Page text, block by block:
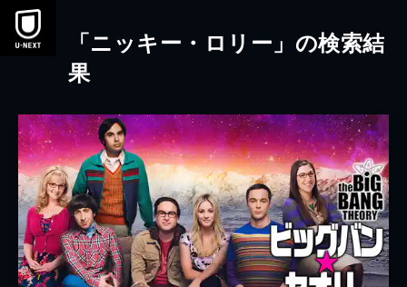
本文へスキップ
「ニッキー・ロリー」の検索結
果